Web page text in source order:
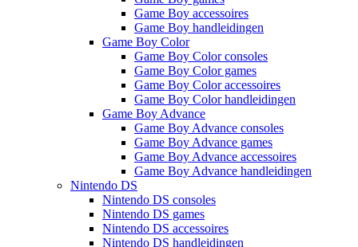
Game Boy accessoires
Game Boy handleidingen
Game Boy Color
Game Boy Color consoles
Game Boy Color games
Game Boy Color accessoires
Game Boy Color handleidingen
Game Boy Advance
Game Boy Advance consoles
Game Boy Advance games
Game Boy Advance accessoires
Game Boy Advance handleidingen
Nintendo DS
Nintendo DS consoles
Nintendo DS games
Nintendo DS accessoires
Nintendo DS handleidingen